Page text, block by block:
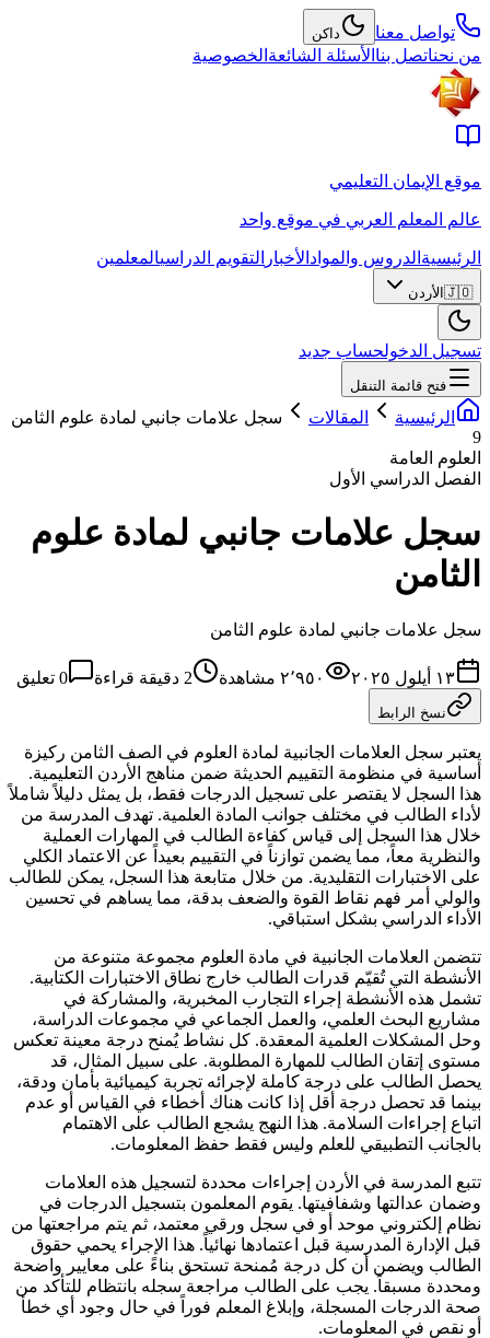
تواصل معنا داكن
من نحناتصل بنا الأسئلة الشائعة الخصوصية
موقع الإيمان التعليمي
عالم المعلم العربي في موقع واحد
الرئيسية الدروس والمواد الأخبار التقويم الدراسيالمعلمين
🇯🇴 الأردن
تسجيل الدخولحساب جديد
فتح قائمة التنقل
الرئيسية المقالات
سجل علامات جانبي لمادة علوم الثامن
9
العلوم العامة
الفصل الدراسي الأول
سجل علامات جانبي لمادة علوم
الثامن
سجل علامات جانبي لمادة علوم الثامن
١٣ أيلول ٢٠٢٥ ٢٬٩٥٠ مشاهدة 2 دقيقة قراءة 0 تعليق
نسخ الرابط
يعتبر سجل العلامات الجانبية لمادة العلوم في الصف الثامن ركيزة
أساسية في منظومة التقييم الحديثة ضمن مناهج الأردن التعليمية.
هذا السجل لا يقتصر على تسجيل الدرجات فقط، بل يمثل دليلاً شاملاً
لأداء الطالب في مختلف جوانب المادة العلمية. تهدف المدرسة من
خلال هذا السجل إلى قياس كفاءة الطالب في المهارات العملية
والنظرية معاً، مما يضمن توازناً في التقييم بعيداً عن الاعتماد الكلي
على الاختبارات التقليدية. من خلال متابعة هذا السجل، يمكن للطالب
والولي أمر فهم نقاط القوة والضعف بدقة، مما يساهم في تحسين
الأداء الدراسي بشكل استباقي.
تتضمن العلامات الجانبية في مادة العلوم مجموعة متنوعة من
الأنشطة التي تُقيّم قدرات الطالب خارج نطاق الاختبارات الكتابية.
تشمل هذه الأنشطة إجراء التجارب المخبرية، والمشاركة في
مشاريع البحث العلمي، والعمل الجماعي في مجموعات الدراسة،
وحل المشكلات العلمية المعقدة. كل نشاط يُمنح درجة معينة تعكس
مستوى إتقان الطالب للمهارة المطلوبة. على سبيل المثال، قد
يحصل الطالب على درجة كاملة لإجرائه تجربة كيميائية بأمان ودقة،
بينما قد تحصل درجة أقل إذا كانت هناك أخطاء في القياس أو عدم
اتباع إجراءات السلامة. هذا النهج يشجع الطالب على الاهتمام
بالجانب التطبيقي للعلم وليس فقط حفظ المعلومات.
تتبع المدرسة في الأردن إجراءات محددة لتسجيل هذه العلامات
وضمان عدالتها وشفافيتها. يقوم المعلمون بتسجيل الدرجات في
نظام إلكتروني موحد أو في سجل ورقي معتمد، ثم يتم مراجعتها من
قبل الإدارة المدرسية قبل اعتمادها نهائياً. هذا الإجراء يحمي حقوق
الطالب ويضمن أن كل درجة مُمنحة تستحق بناءً على معايير واضحة
ومحددة مسبقاً. يجب على الطالب مراجعة سجله بانتظام للتأكد من
صحة الدرجات المسجلة، وإبلاغ المعلم فوراً في حال وجود أي خطأ
أو نقص في المعلومات.